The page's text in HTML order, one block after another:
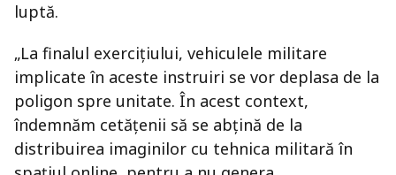
luptă.
„La finalul exercițiului, vehiculele militare
implicate în aceste instruiri se vor deplasa de la
poligon spre unitate. În acest context,
îndemnăm cetățenii să se abțină de la
distribuirea imaginilor cu tehnica militară în